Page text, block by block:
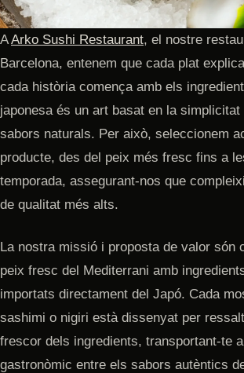
AArko Sushi Restaurant, el nostre
Barcelona, entenem que cada plat
cada història comença amb els
japonesa és un art basat en la
sabors naturals. Per això, seleccionem
producte, des del peix més fresc fins a
temporada, assegurant-nos que
de qualitat més alts.
La nostra missió i proposta de valor són
peix fresc del Mediterrani amb
importats directament del Japó. Cada
sashimi o nigiri està dissenyat per
frescor dels ingredients, transportant-te
gastronòmic entre els sabors autèntics